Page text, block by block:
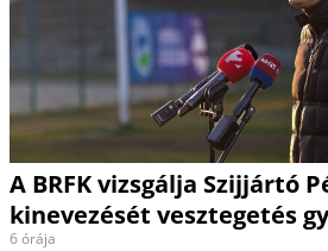
A BRFK vizsgálja Szijjártó
kinevezését vesztegetés
6 órája